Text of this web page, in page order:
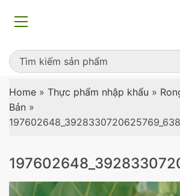
Home » Thực phẩm nhập khẩu »
Bản »